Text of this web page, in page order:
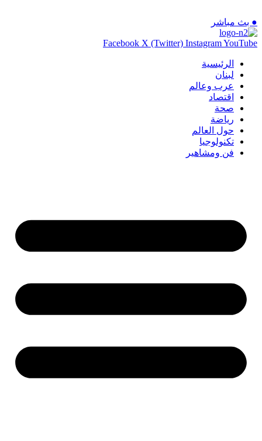
● بث مباشر
Facebook X (Twitter) InstagramYouTube
الرئيسية
لبنان
عرب وعالم
اقتصاد
صحة
رياضة
حول العالم
تكنولوجيا
فن ومشاهير